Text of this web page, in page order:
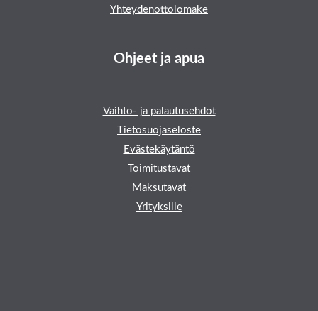
Yhteydenottolomake
Ohjeet ja apua
Vaihto- ja palautusehdot
Tietosuojaseloste
Evästekäytäntö
Toimitustavat
Maksutavat
Yrityksille